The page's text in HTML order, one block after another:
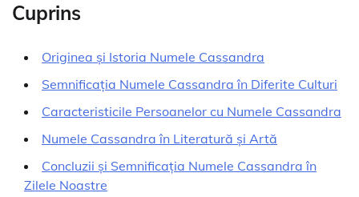
Cuprins
Originea și Istoria Numele Cassandra
Semnificația Numele Cassandra în Diferite Culturi
Caracteristicile Persoanelor cu Numele Cassandra
Numele Cassandra în Literatură și Artă
Concluzii și Semnificația Numele Cassandra în
Zilele Noastre